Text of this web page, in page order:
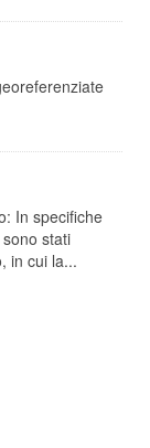
In specifiche
stati
in cui la...